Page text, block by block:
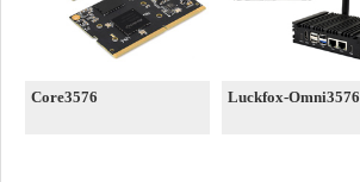
Core3576 Luckfox-Omni3576